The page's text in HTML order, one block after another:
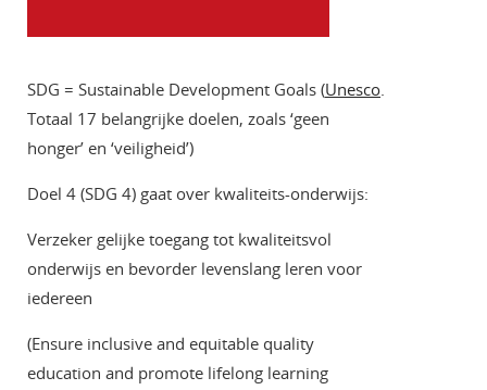
SDG = Sustainable Development Goals (Unesco.
Totaal 17 belangrijke doelen, zoals ‘geen
honger’ en ‘veiligheid’)
Doel 4 (SDG 4) gaat over kwaliteits-onderwijs:
Verzeker gelijke toegang tot kwaliteitsvol
onderwijs en bevorder levenslang leren voor
iedereen
(Ensure inclusive and equitable quality
education and promote lifelong learning